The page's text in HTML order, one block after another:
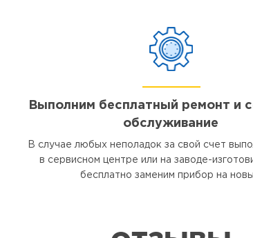
Выполним бесплатный ремонт и
обслуживание
В случае любых неполадок за свой счет
в сервисном центре или на заводе-
бесплатно заменим прибор на